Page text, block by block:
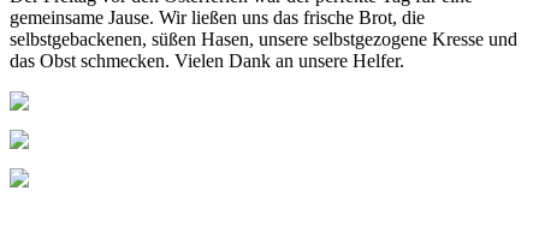
gemeinsame Jause. Wir ließen uns das frische Brot, die
selbstgebackenen, süßen Hasen, unsere selbstgezogene Kresse und
das Obst schmecken. Vielen Dank an unsere Helfer.